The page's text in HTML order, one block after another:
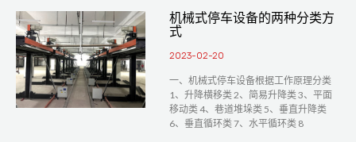
机械式停车设备的两种分类方
式
2023-02-20
一、机械式停车设备根据工作原理分类
1、升降横移类 2、简易升降类 3、平面
移动类 4、巷道堆垛类 5、垂直升降类
6、垂直循环类 7、水平循环类 8